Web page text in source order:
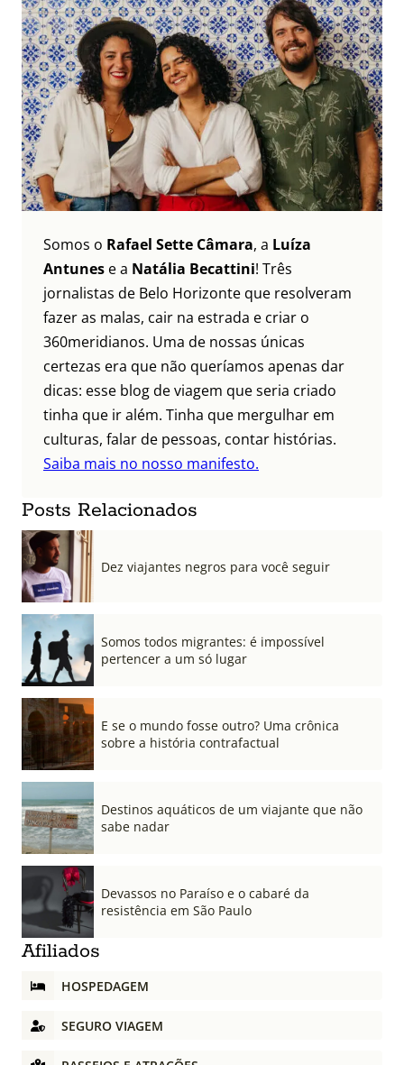
Somos o Rafael Sette Câmara, a Luíza
Antunes e a Natália Becattini! Três
jornalistas de Belo Horizonte que resolveram
fazer as malas, cair na estrada e criar o
360meridianos. Uma de nossas únicas
certezas era que não queríamos apenas dar
dicas: esse blog de viagem que seria criado
tinha que ir além. Tinha que mergulhar em
culturas, falar de pessoas, contar histórias.
Saiba mais no nosso manifesto.
Posts Relacionados
Dez viajantes negros para você seguir
Somos todos migrantes: é impossível
pertencer a um só lugar
E se o mundo fosse outro? Uma crônica
sobre a história contrafactual
Destinos aquáticos de um viajante que não
sabe nadar
Devassos no Paraíso e o cabaré da
resistência em São Paulo
Afiliados
HOSPEDAGEM
SEGURO VIAGEM